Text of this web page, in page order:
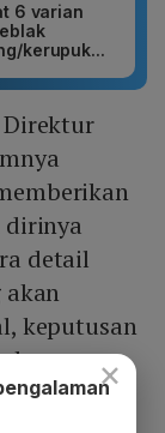
6 varian
kerupuk...
dirinya
detail
akan
keputusan
×